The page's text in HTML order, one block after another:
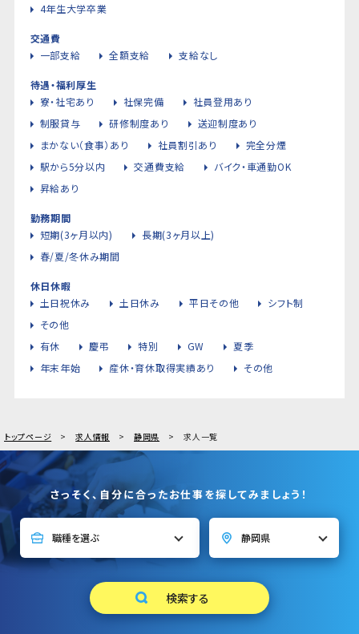
4年生大学卒業
交通費
一部支給
全額支給 支給なし
待遇・福利厚生
寮・社宅あり
社保完備
社員登用あり
制服貸与
研修制度あり
送迎制度あり
まかない（食事）あり
社員割引あり
完全分煙
駅から5分以内
交通費支給
バイク・車通勤OK
昇給あり
勤務期間
短期(3ヶ月以内)
長期(3ヶ月以上)
春/夏/冬休み期間
休日休暇
土日祝休み
土日休み 平日その他
シフト制
その他
有休
慶弔 特別 GW
夏季
年末年始
産休・育休取得実績あり その他
トップページ 求人情報 静岡県 求人一覧
さっそく、自分に合ったお仕事を探してみましょう！